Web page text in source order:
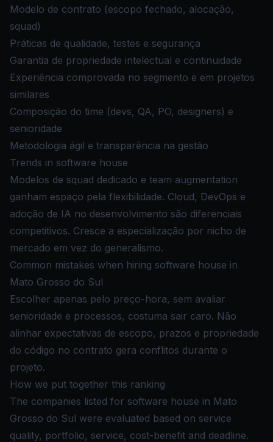
Modelo de contrato (escopo fechado, alocação,
squad)
Práticas de qualidade, testes e segurança
Garantia de propriedade intelectual e continuidade
Experiência comprovada no segmento e em projetos
similares
Composição do time (devs, QA, PO, designers) e
senioridade
Metodologia ágil e transparência na gestão
Trends in software house
Modelos de squad dedicado e team augmentation
ganham espaço pela flexibilidade. Cloud, DevOps e
adoção de IA no desenvolvimento são diferenciais
competitivos. Cresce a especialização por nicho de
mercado em vez do generalismo.
Common mistakes when hiring software house in
Mato Grosso do Sul
Escolher apenas pelo preço-hora, sem avaliar
senioridade e processos, costuma sair caro. Não
alinhar expectativas de escopo, prazos e propriedade
do código no contrato gera conflitos durante o
projeto.
How we put together this ranking
The companies listed for software house in Mato
Grosso do Sul were evaluated based on service
quality, portfolio, service, cost-benefit and deadline.